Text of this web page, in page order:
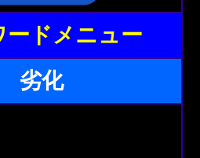
ードメニュー
劣化